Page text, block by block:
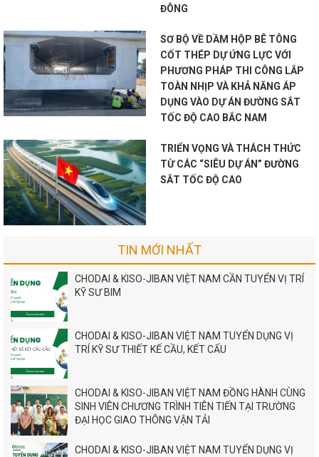
ĐÔNG
SƠ BỘ VỀ DẦM HỘP BÊ TÔNG
CỐT THÉP DỰ ỨNG LỰC VỚI
PHƯƠNG PHÁP THI CÔNG LẮP
TOÀN NHỊP VÀ KHẢ NĂNG ÁP
DỤNG VÀO DỰ ÁN ĐƯỜNG SẮT
TỐC ĐỘ CAO BẮC NAM
TRIỂN VỌNG VÀ THÁCH THỨC
TỪ CÁC “SIÊU DỰ ÁN” ĐƯỜNG
SẮT TỐC ĐỘ CAO
TIN MỚI NHẤT
CHODAI & KISO-JIBAN VIỆT NAM CẦN TUYỂN VỊ TRÍ
KỸ SƯ BIM
CHODAI & KISO-JIBAN VIỆT NAM TUYỂN DỤNG VỊ
TRÍ KỸ SƯ THIẾT KẾ CẦU, KẾT CẤU
CHODAI & KISO-JIBAN VIỆT NAM ĐỒNG HÀNH CÙNG
SINH VIÊN CHƯƠNG TRÌNH TIÊN TIẾN TẠI TRƯỜNG
ĐẠI HỌC GIAO THÔNG VẬN TẢI
CHODAI & KISO-JIBAN VIỆT NAM TUYỂN DỤNG VỊ